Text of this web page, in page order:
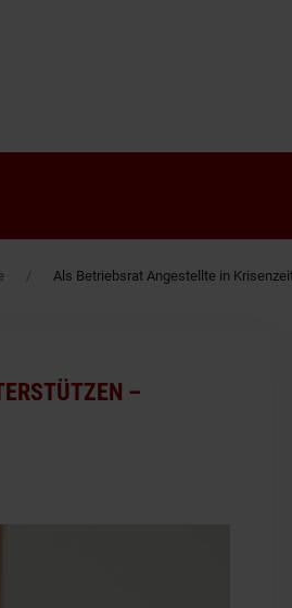
Als Betriebsrat Angestellte in
–